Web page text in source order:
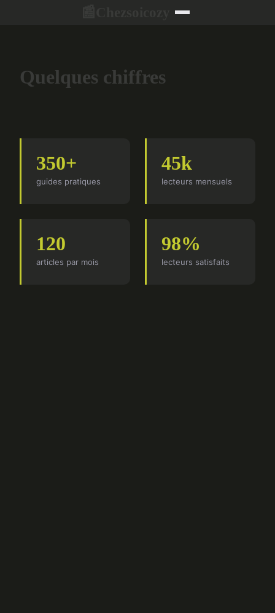
Quelques chiffres
350+
guides pratiques
45k
lecteurs mensuels
120
articles par mois
98%
lecteurs satisfaits